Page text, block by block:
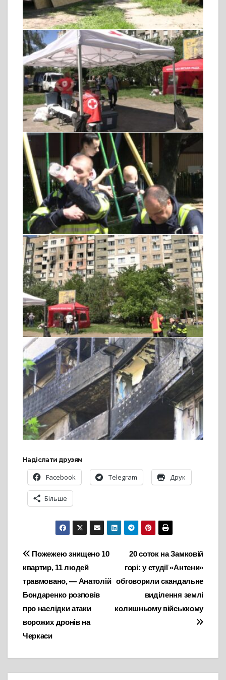
Надіслати друзям
Facebook Telegram Друк
Більше
Навігація
записів
20 соток на Замковій
горі: у студії «Антени»
обговорили скандальне
виділення землі
колишньому військкому
Пожежею знищено 10
квартир, 11 людей
травмовано, — Анатолій
Бондаренко розповів
про наслідки атаки
ворожих дронів на
Черкаси